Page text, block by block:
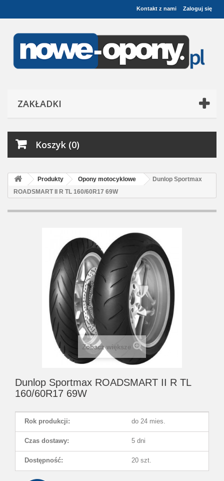
Zaloguj się
Kontakt z nami
ZAKŁADKI
Koszyk (0)
Produkty Opony motocyklowe
Dunlop Sportmax
ROADSMART II R TL 160/60R17 69W
Zobacz większe
Dunlop Sportmax ROADSMART II R TL
160/60R17 69W
Rok produkcji: do 24 mies.
Czas dostawy: 5 dni
Dostępność: 20 szt.